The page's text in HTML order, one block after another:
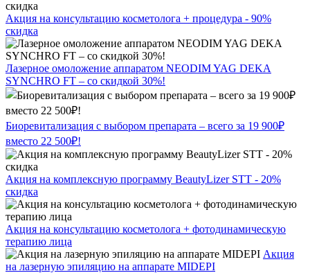
Акция на консультацию косметолога + процедура - 90%
скидка
Лазерное омоложение аппаратом NEODIM YAG DEKA
SYNCHRO FT – со скидкой 30%!
Биоревитализация с выбором препарата – всего за 19 900₽
вместо 22 500₽!
Акция на комплексную программу BeautyLizer STT - 20%
скидка
Акция на консультацию косметолога + фотодинамическую
терапию лица
Акция
на лазерную эпиляцию на аппарате MIDEPI